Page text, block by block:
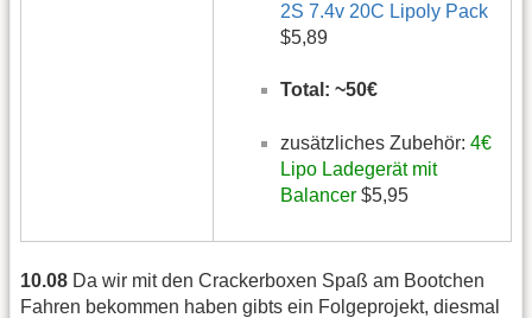
2S 7.4v 20C Lipoly Pack
$5,89
Total: ~50€
zusätzliches Zubehör: 4€
Lipo Ladegerät mit
Balancer $5,95
10.08 Da wir mit den Crackerboxen Spaß am Bootchen
Fahren bekommen haben gibts ein Folgeprojekt, diesmal